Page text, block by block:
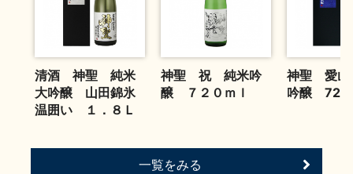
清酒 神聖 純米
大吟醸 山田錦氷
温囲い １．８Ｌ
神聖 祝 純米吟
醸 ７２０ｍｌ
神聖 愛山
吟醸
一覧をみる